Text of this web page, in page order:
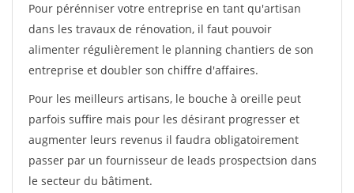
Pour pérénniser votre entreprise en tant qu'artisan
dans les travaux de rénovation, il faut pouvoir
alimenter régulièrement le planning chantiers de son
entreprise et doubler son chiffre d'affaires.
Pour les meilleurs artisans, le bouche à oreille peut
parfois suffire mais pour les désirant progresser et
augmenter leurs revenus il faudra obligatoirement
passer par un fournisseur de leads prospectsion dans
le secteur du bâtiment.